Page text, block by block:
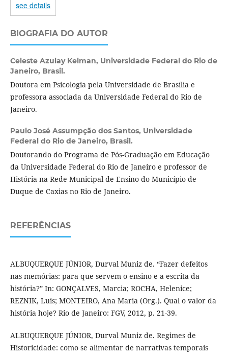
see details
BIOGRAFIA DO AUTOR
Celeste Azulay Kelman, Universidade Federal do Rio de
Janeiro, Brasil.
Doutora em Psicologia pela Universidade de Brasília e
professora associada da Universidade Federal do Rio de
Janeiro.
Paulo José Assumpção dos Santos, Universidade
Federal do Rio de Janeiro, Brasil.
Doutorando do Programa de Pós-Graduação em Educação
da Universidade Federal do Rio de Janeiro e professor de
História na Rede Municipal de Ensino do Município de
Duque de Caxias no Rio de Janeiro.
REFERÊNCIAS
ALBUQUERQUE JÚNIOR, Durval Muniz de. “Fazer defeitos
nas memórias: para que servem o ensino e a escrita da
história?” In: GONÇALVES, Marcia; ROCHA, Helenice;
REZNIK, Luis; MONTEIRO, Ana Maria (Org.). Qual o valor da
história hoje? Rio de Janeiro: FGV, 2012, p. 21-39.
ALBUQUERQUE JÚNIOR, Durval Muniz de. Regimes de
Historicidade: como se alimentar de narrativas temporais